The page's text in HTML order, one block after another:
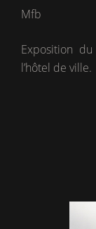
Mfb
Exposition
l’hôtel de ville.